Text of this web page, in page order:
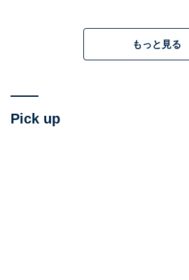
可解さを抱えたまま真相を追いま
らかになり、「本当に彼は殺人犯
はもとより、この世の負の側面を
もっと見る
Pick up